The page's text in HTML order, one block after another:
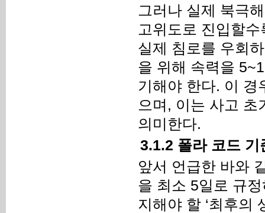
그러나 실제 북극
고위도로 진입할
실제 침로를 우회
을 위해 속력을
기해야 한다. 이 경
으며, 이는 사고
의미한다.
3.1.2 폴라 코드
앞서 언급한 바와
을 최소 5일로 규
지해야 할 ‘최후의